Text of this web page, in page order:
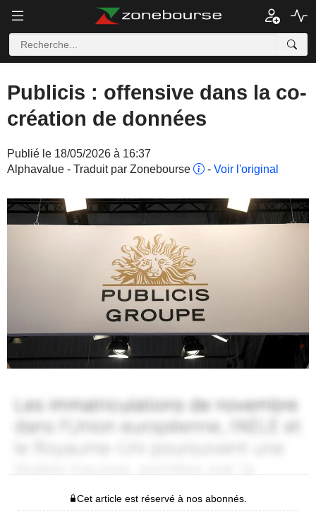
Publicis : offensive dans la co-
création de données
Publié le 18/05/2026 à 16:37
Alphavalue - Traduit par Zonebourse
- Voir l'original
Cet article est réservé à nos abonnés.